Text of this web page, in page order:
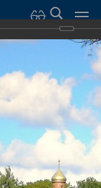
›
ворота